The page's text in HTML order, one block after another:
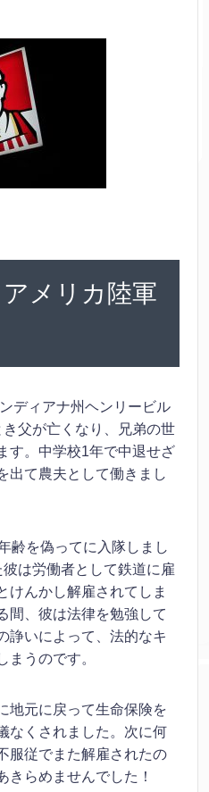
メリカ陸軍
ディアナ州ヘンリービル
父が亡くなり、兄弟の世
す。中学校1年で中退せざ
出て農夫として働きまし
齢を偽ってに入隊しまし
は労働者として鉄道に雇
けんかし解雇されてしま
間、彼は法律を勉強して
諍いによって、法的なキ
まうのです。
地元に戻って生命保険を
なくされました。次に何
服従でまた解雇されたの
きらめませんでした！